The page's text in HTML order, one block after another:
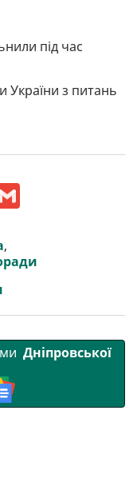
під час
України з питань
,
Дніпровської